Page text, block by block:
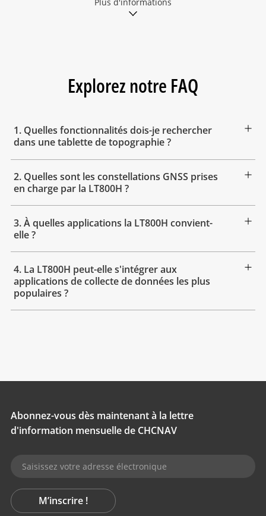
Explorez notre FAQ
1. Quelles fonctionnalités dois-je rechercher
dans une tablette de topographie ?
2. Quelles sont les constellations GNSS prises
en charge par la LT800H ?
3. À quelles applications la LT800H convient-
elle ?
4. La LT800H peut-elle s'intégrer aux
applications de collecte de données les plus
populaires ?
Abonnez-vous dès maintenant à la lettre
d'information mensuelle de CHCNAV
M’inscrire !